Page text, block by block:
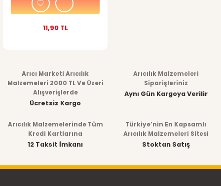
11,90 TL
Arıcı Marketi Arıcılık
Malzemeleri 2000 TL Ve Üzeri
Alışverişlerde
Ücretsiz Kargo
Arıcılık Malzemeleri
Siparişleriniz
Aynı Gün Kargoya Verilir
Arıcılık Malzemelerinde Tüm
Kredi Kartlarına
12 Taksit İmkanı
Türkiye’nin En Kapsamlı
Arıcılık Malzemeleri Sitesi
Stoktan Satış